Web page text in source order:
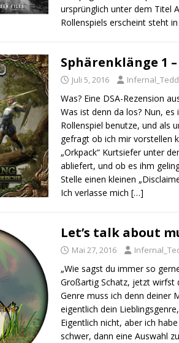
ursprünglich unter dem Titel
Rollenspiels erscheint steht
Sphärenklänge 1
Juli 5, 2016
Was? Eine DSA-Rezension
Was ist denn da los? Nun,
Rollenspiel benutze, und als
gefragt ob ich mir vorstellen
„Orkpack“ Kurtsiefer unter
abliefert, und ob es ihm
Stelle einen kleinen
Ich verlasse mich[…]
Let’s talk about
Mai 27, 2016
„Wie sagst du immer so
Großartig Schatz, jetzt wirfst
Genre muss ich denn deiner
eigentlich dein
Eigentlich nicht, aber ich
schwer, dann eine Auswahl